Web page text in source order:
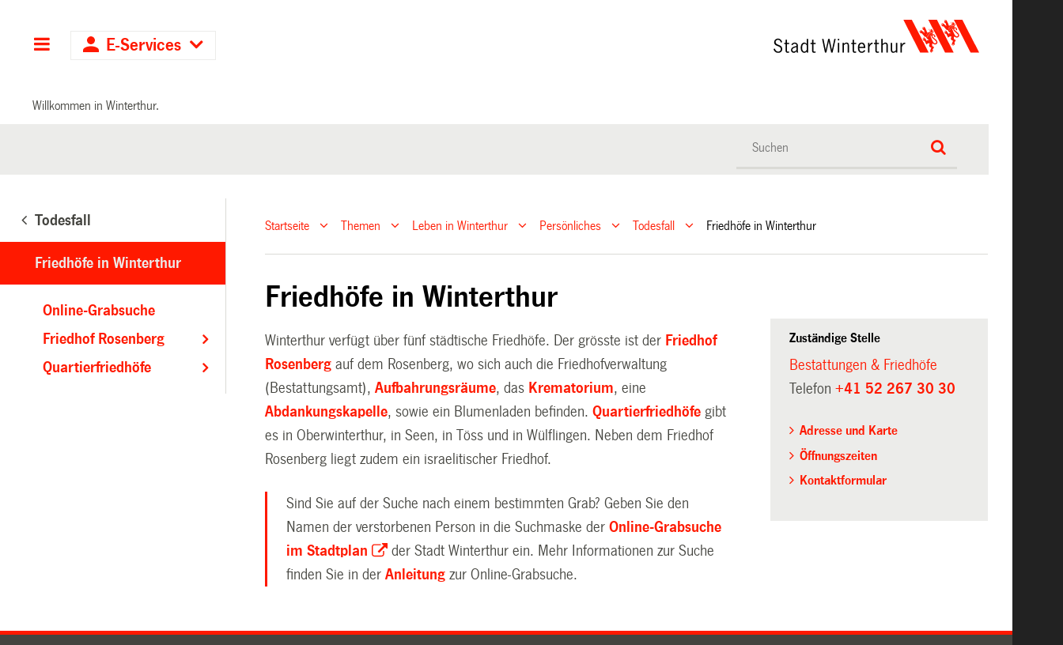
Hauptnavigation
E-Services
Willkommen in Winterthur.
Todesfall
Friedhöfe in Winterthur
Online-Grabsuche
Friedhof Rosenberg
Quartierfriedhöfe
Startseite Themen Leben in Winterthur Persönliches Todesfall Friedhöfe in Winterthur
Friedhöfe in Winterthur
Winterthur verfügt über fünf städtische Friedhöfe. Der grösste ist der Friedhof
Rosenberg auf dem Rosenberg, wo sich auch die Friedhofverwaltung
(Bestattungsamt),Aufbahrungsräume, das Krematorium, eine
Abdankungskapelle, sowie ein Blumenladen befinden.Quartierfriedhöfe gibt
es in Oberwinterthur, in Seen, in Töss und in Wülflingen. Neben dem Friedhof
Rosenberg liegt zudem ein israelitischer Friedhof.
Sind Sie auf der Suche nach einem bestimmten Grab? Geben Sie den
Namen der verstorbenen Person in die Suchmaske derOnline-Grabsuche
im Stadtplan
der Stadt Winterthur ein. Mehr Informationen zur Suche
finden Sie in derAnleitung zur Online-Grabsuche.
Zuständige Stelle
Bestattungen & Friedhöfe
Telefon +41 52 267 30 30
Adresse und Karte
Öffnungszeiten
Kontaktformular